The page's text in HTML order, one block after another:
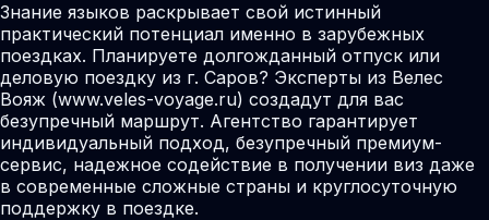
Знание языков раскрывает свой истинный
практический потенциал именно в зарубежных
поездках. Планируете долгожданный отпуск или
деловую поездку из г. Саров? Эксперты из Велес
Вояж (www.veles-voyage.ru) создадут для вас
безупречный маршрут. Агентство гарантирует
индивидуальный подход, безупречный премиум-
сервис, надежное содействие в получении виз даже
в современные сложные страны и круглосуточную
поддержку в поездке.